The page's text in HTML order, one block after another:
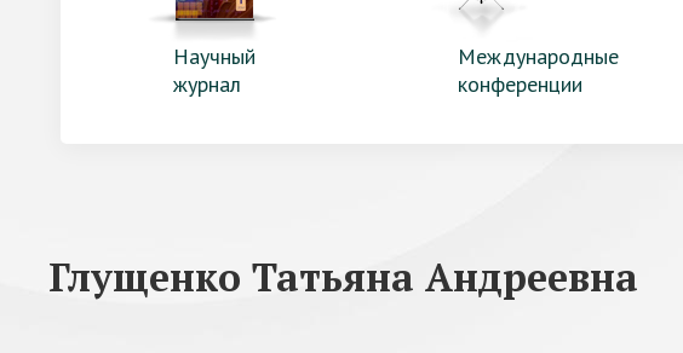
Научный
журнал
Международные
конференции
Глущенко Татьяна Андреевна